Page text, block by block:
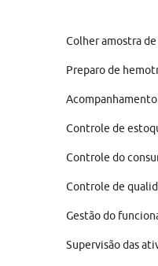
Colher amostra
Preparo de
Controle de
Controle do
Controle de
Gestão do
Supervisão das